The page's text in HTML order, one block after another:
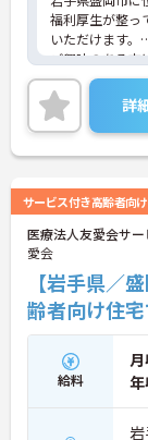
福利厚生が整っ
いただけます。
ご興味のある方
い。
詳
サービス付き高齢者向
医療法人友愛会サ
愛会
【岩手県／
齢者向け住
給料